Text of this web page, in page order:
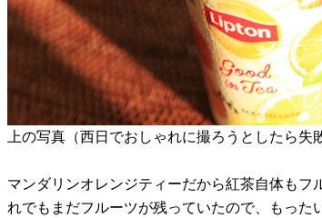
上の写真（西日でおしゃれに撮ろうとしたら
マンダリンオレンジティーだから紅茶自体も
れでもまだフルーツが残っていたので、もった